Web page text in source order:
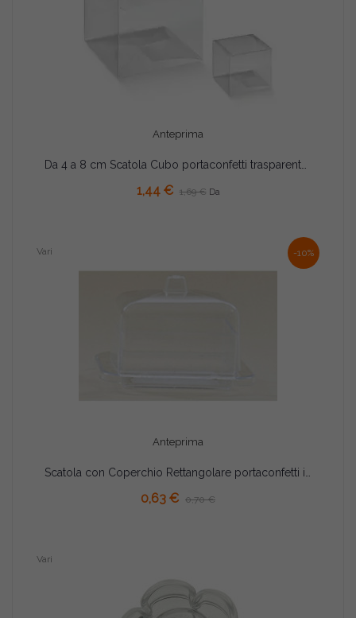
Anteprima
1,44 € 1,69 € Da
-10%
Anteprima
Vari
0,63 € 0,70 €
Vari